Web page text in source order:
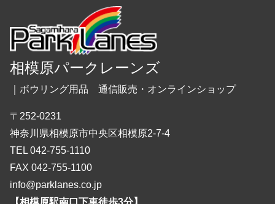
相模原パークレーンズ
｜ボウリング用品 通信販売・オンラインショップ
〒252-0231
神奈川県相模原市中央区相模原2-7-4
TEL 042-755-1110
FAX 042-755-1100
info@parklanes.co.jp